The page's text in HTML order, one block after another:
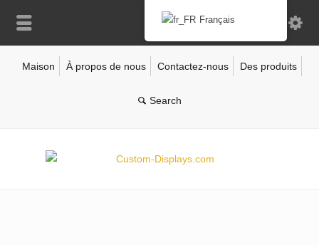
Maison À propos de nous Contactez-nous Des produits
Français